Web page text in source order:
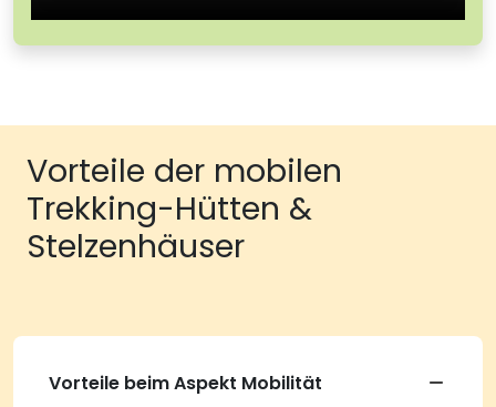
Vorteile der mobilen
Trekking-Hütten &
Stelzenhäuser
Vorteile beim Aspekt Mobilität